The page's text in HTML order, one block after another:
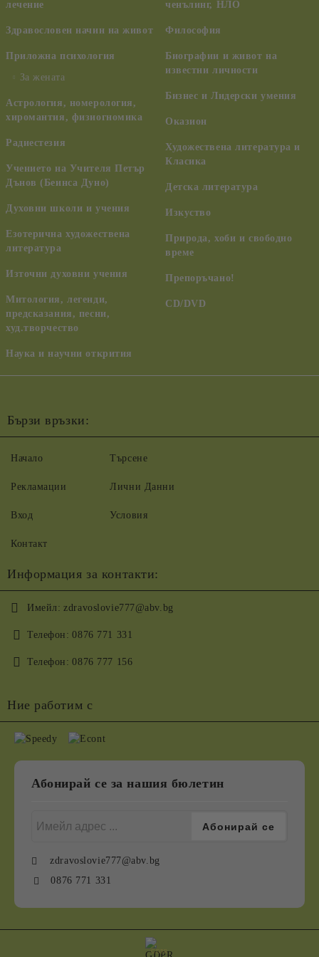
лечение
Здравословен начин на живот
Приложна психология
За жената
Астрология, номерология,
хиромантия, физиогномика
Радиестезия
Учението на Учителя Петър
Дънов (Беинса Дуно)
Духовни школи и учения
Езотерична художествена
литература
Източни духовни учения
Митология, легенди,
предсказания, песни,
худ.творчество
Наука и научни открития
ченълинг, НЛО
Философия
Биографии и живот на
известни личности
Бизнес и Лидерски умения
Оказион
Художествена литература и
Класика
Детска литература
Изкуство
Природа, хоби и свободно
време
Препоръчано!
CD/DVD
Бързи връзки:
Начало
Рекламации
Вход
Контакт
Търсене
Лични Данни
Условия
Информация за контакти:
Имейл: zdravoslovie777@abv.bg
Телефон: 0876 771 331
Телефон: 0876 777 156
Ние работим с
Абонирай се за нашия бюлетин
zdravoslovie777@abv.bg
0876 771 331
GDPR